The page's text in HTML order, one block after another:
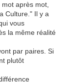
après mot,
Culture." Il y a
vous
la même réalité
par paires. Si
plutôt